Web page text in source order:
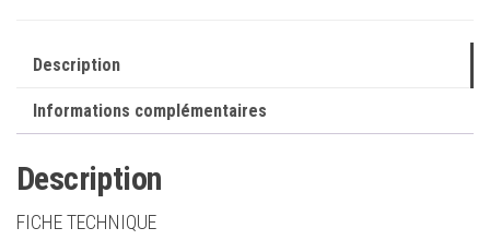
Micro
1.2m,
Blanc
Description
Informations complémentaires
Description
FICHE TECHNIQUE